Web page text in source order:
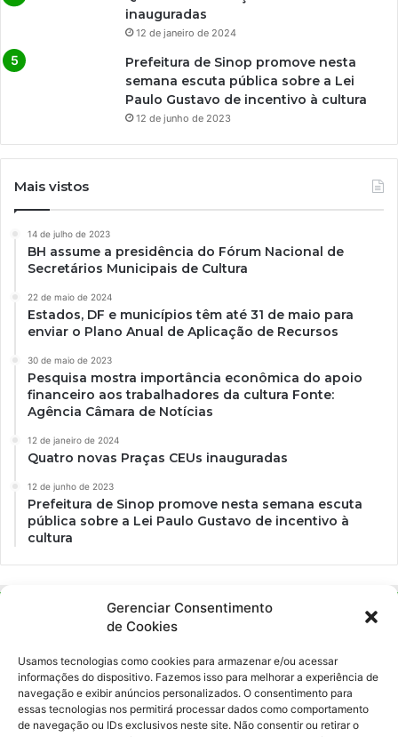
Gerenciar Consentimento
de Cookies
Usamos tecnologias como cookies para armazenar e/ou acessar
informações do dispositivo. Fazemos isso para melhorar a experiência de
navegação e exibir anúncios personalizados. O consentimento para
essas tecnologias nos permitirá processar dados como comportamento
de navegação ou IDs exclusivos neste site. Não consentir ou retirar o
inauguradas
12 de janeiro de 2024
Prefeitura de Sinop promove nesta
semana escuta pública sobre a Lei
Paulo Gustavo de incentivo à cultura
12 de junho de 2023
Mais vistos
14 de julho de 2023
BH assume a presidência do Fórum Nacional de
Secretários Municipais de Cultura
22 de maio de 2024
Estados, DF e municípios têm até 31 de maio para
enviar o Plano Anual de Aplicação de Recursos
30 de maio de 2023
Pesquisa mostra importância econômica do apoio
financeiro aos trabalhadores da cultura Fonte:
Agência Câmara de Notícias
12 de janeiro de 2024
Quatro novas Praças CEUs inauguradas
12 de junho de 2023
Prefeitura de Sinop promove nesta semana escuta
pública sobre a Lei Paulo Gustavo de incentivo à
cultura
Ockara é uma plataforma multicultural e criativa. Nossa proposta é
oferecer o máximo de ferramentas para realizadores e